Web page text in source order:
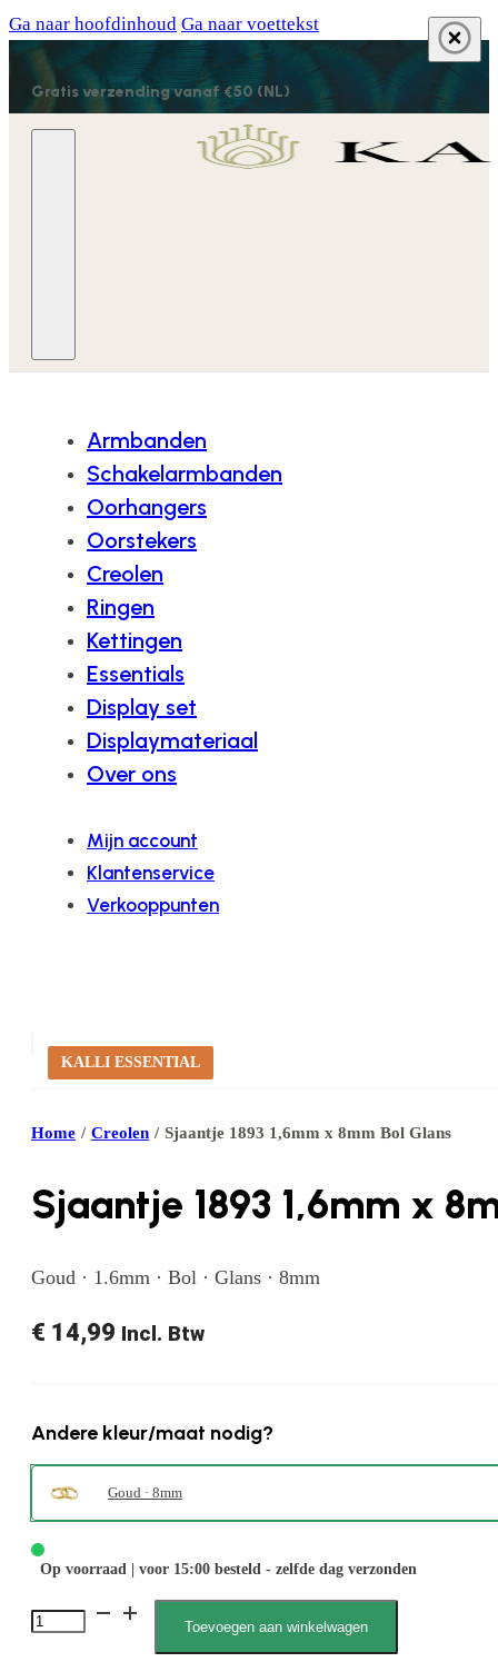
Ga naar hoofdinhoud Ga naar voettekst
Gratis verzending vanaf €50 (NL)
Armbanden
Schakelarmbanden
Oorhangers
Oorstekers
Creolen
Ringen
Kettingen
Essentials
Display set
Displaymateriaal
Over ons
Mijn account
Klantenservice
Verkooppunten
KALLI ESSENTIAL
Home / Creolen / Sjaantje 1893 1,6mm x 8mm Bol Glans
Sjaantje 1893 1,6mm x
Goud · 1.6mm · Bol · Glans · 8mm
€ 14,99 Incl. Btw
Andere kleur/maat nodig?
Goud · 8mm
Op voorraad | voor 15:00 besteld - zelfde dag verzonden
Sjaantje
Toevoegen aan winkelwagen